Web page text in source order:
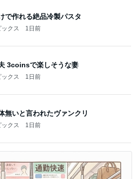
で作れる絶品冷製パスタ
クス 1日前
3coinsで楽しそうな妻
クス 1日前
無いと言われたヴァンクリ
クス 1日前